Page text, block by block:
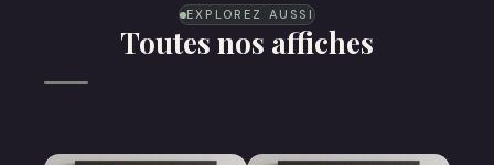
EXPLOREZ AUSSI
Toutes nos affiches